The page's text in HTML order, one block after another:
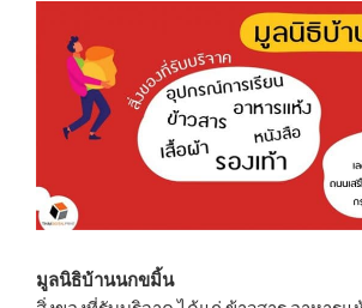
มูลนิธิบ้านนกขมิ้น